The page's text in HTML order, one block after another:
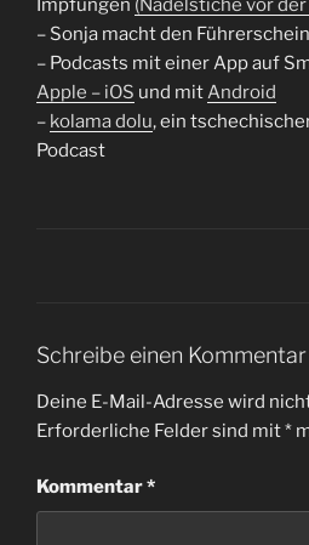
– Sonja macht den Führerschein
– Podcasts mit einer App auf
Apple – iOS und mit Android
– kolama dolu, ein
Podcast
Schreibe einen Kommentar
Deine E-Mail-Adresse wird
Erforderliche Felder sind mit*
Kommentar*